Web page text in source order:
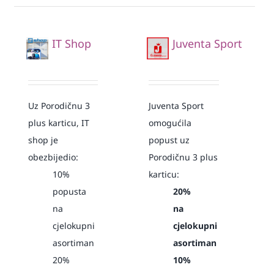
IT Shop
Uz Porodičnu 3
plus karticu, IT
shop je
obezbijedio:
10%
popusta
na
cjelokupni
asortiman
20%
Juventa Sport
Juventa Sport
omogućila
popust uz
Porodičnu 3 plus
karticu:
20%
na
cjelokupni
asortiman
10%